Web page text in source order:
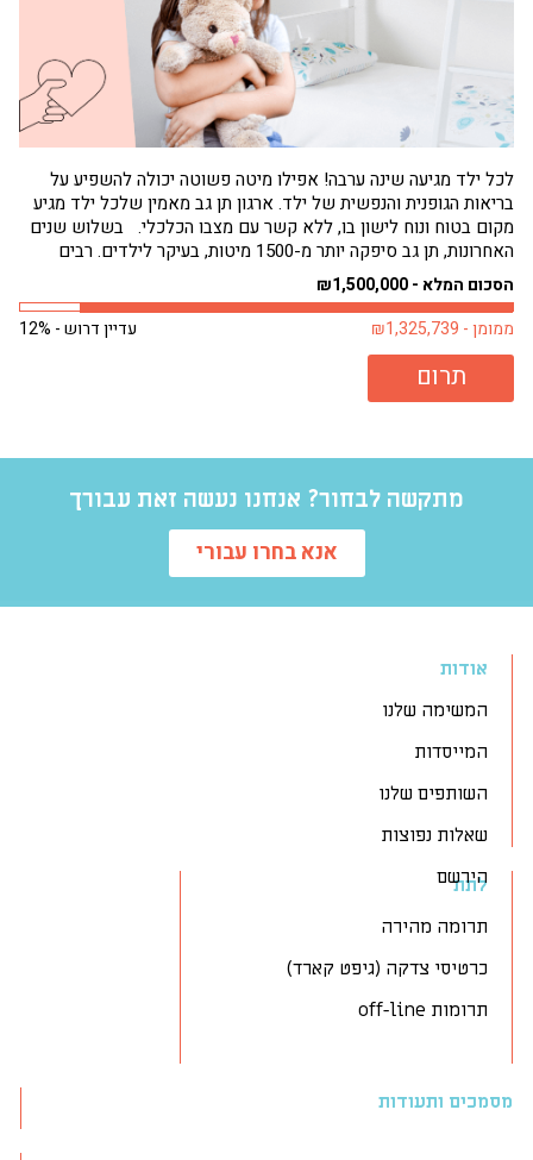
לכל ילד מגיעה שינה ערבה! אפילו מיטה פשוטה יכולה להשפיע על
בריאות הגופנית והנפשית של ילד. ארגון תן גב מאמין שלכל ילד מגיע
מקום בטוח ונוח לישון בו, ללא קשר עם מצבו הכלכלי. בשלוש שנים
האחרונות, תן גב סיפקה יותר מ-1500 מיטות, בעיקר לילדים. רבים
מילדים אלה היו ישנים על...
הסכום המלא - ₪1,500,000
עדיין דרוש - 12%
ממומן - ₪1,325,739
תרום
מתקשה לבחור? אנחנו נעשה זאת עבורך
אנא בחרו עבורי
אודות
המשימה שלנו
המייסדות
השותפים שלנו
שאלות נפוצות
הירשם
לתת
תרומה מהירה
כרטיסי צדקה (גיפט קארד)
תרומות off-line
מסמכים ותעודות